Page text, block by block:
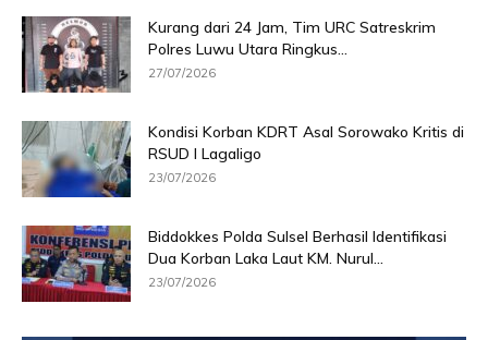
Kurang dari 24 Jam, Tim URC Satreskrim
Polres Luwu Utara Ringkus...
27/07/2026
Kondisi Korban KDRT Asal Sorowako Kritis di
RSUD I Lagaligo
23/07/2026
Biddokkes Polda Sulsel Berhasil Identifikasi
Dua Korban Laka Laut KM. Nurul...
23/07/2026